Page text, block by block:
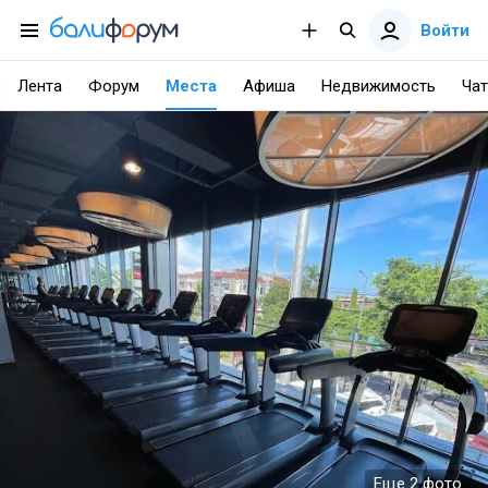
Войти
Лента Форум Места Афиша Недвижимость Чат
Еще 2 фото